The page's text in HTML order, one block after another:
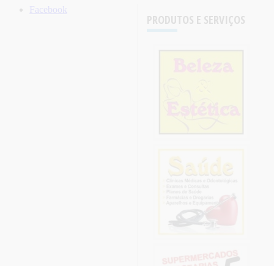
PRODUTOS E SERVIÇOS
Facebook